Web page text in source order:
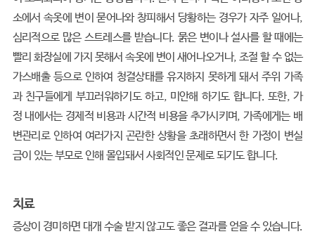
소에서 속옷에 변이 묻어나와 창피해서 당황하는 경우가 자주 일어나,
심리적으로 많은 스트레스를 받습니다. 묽은 변이나 설사를 할 때에는
빨리 화장실에 가지 못해서 속옷에 변이 새어나오거나, 조절 할 수 없는
가스배출 등으로 인하여 청결상태를 유지하지 못하게 돼서 주위 가족
과 친구들에게 부끄러워하기도 하고, 미안해 하기도 합니다. 또한, 가
정 내에서는 경제적 비용과 시간적 비용을 추가시키며, 가족에게는 배
변관리로 인하여 여러가지 곤란한 상황을 초래하면서 한 가정이 변실
금이 있는 부모로 인해 몰입돼서 사회적인 문제로 되기도 합니다.
치료
증상이 경미하면 대개 수술 받지 않고도 좋은 결과를 얻을 수 있습니다.